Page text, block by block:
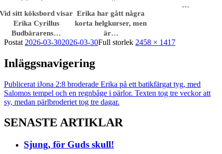
Vid sitt köksbord visar
Erika Cyrillus
Budbärarens…
Erika har gått några
korta helgkurser, men
är…
…
Postat 2026-03-302026-03-30Full storlek 2458 × 1417
Inläggsnavigering
Publicerat iJona 2:8 broderade Erika på ett batik­färgat tyg, med
Salomos tempel och en regnbåge i pärlor. Texten tog tre veckor att
sy, medan pärl­broderiet tog tre dagar.
SENASTE ARTIKLAR
Sjung, för Guds skull!